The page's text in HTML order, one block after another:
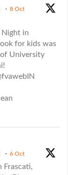
· 8 Oct
Night in
for kids was
University
· 6 Oct
Frascati,